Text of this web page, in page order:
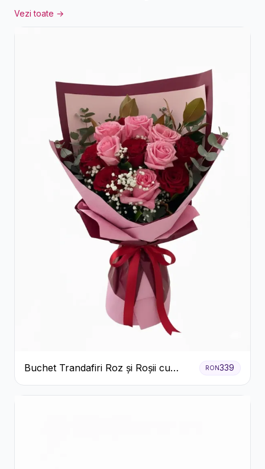
Vezi toate →
Buchet Trandafiri Roz și Roșii cu
Eucalipt și Gypsophila
RON339